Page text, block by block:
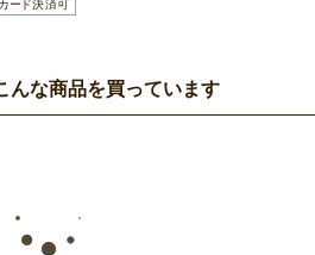
んな商品を買っています